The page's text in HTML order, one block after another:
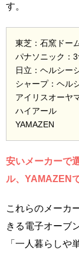
す。
東芝：石窯ドー
パナソニック：
日立：ヘルシー
シャープ：ヘル
アイリスオーヤ
ハイアール
YAMAZEN
安いメーカーで
ル、YAMAZEN
これらのメーカ
きる電子オーブ
「一人暮らしや